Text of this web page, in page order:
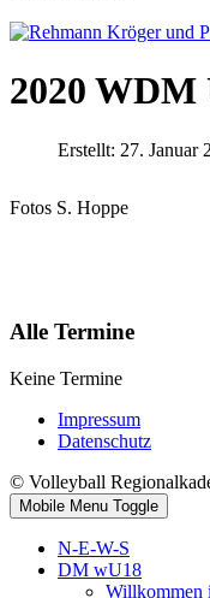
2020
Erstellt: 27. Januar
Fotos S. Hoppe
Alle Termine
Keine Termine
Impressum
Datenschutz
© Volleyball
Mobile Menu Toggle
N-E-W-S
DM wU18
Willkommen